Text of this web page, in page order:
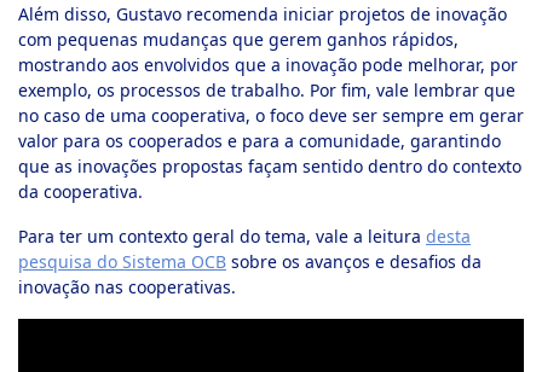
Além disso, Gustavo recomenda iniciar projetos de inovação
com pequenas mudanças que gerem ganhos rápidos,
mostrando aos envolvidos que a inovação pode melhorar, por
exemplo, os processos de trabalho. Por fim, vale lembrar que
no caso de uma cooperativa, o foco deve ser sempre em gerar
valor para os cooperados e para a comunidade, garantindo
que as inovações propostas façam sentido dentro do contexto
da cooperativa.
Para ter um contexto geral do tema, vale a leitura desta
pesquisa do Sistema OCB sobre os avanços e desafios da
inovação nas cooperativas.